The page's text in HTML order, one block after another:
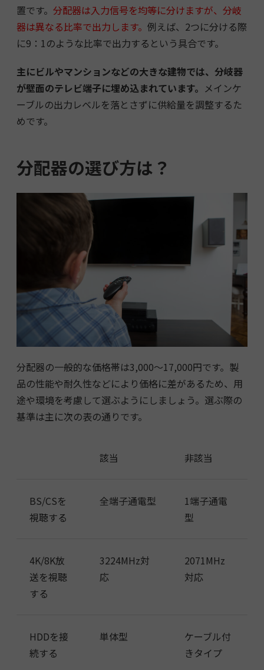
置です。 分配器は入力信号を均等に分けますが、分岐
器は異なる比率で出力します。 例えば、2つに分ける際
に9：1のような比率で出力するという具合です。
主にビルやマンションなどの大きな建物では、分岐器
が壁面のテレビ端子に埋め込まれています。 メインケ
ーブルの出力レベルを落とさずに供給量を調整するた
めです。
分配器の選び方は？
分配器の一般的な価格帯は3,000～17,000円です。製
品の性能や耐久性などにより価格に差があるため、用
途や環境を考慮して選ぶようにしましょう。選ぶ際の
基準は主に次の表の通りです。
該当 非該当
BS/CSを
視聴する
全端子通電型
1端子通電
型
4K/8K放
送を視聴
する
3224MHz対
応
2071MHz
対応
HDDを接
続する
単体型
ケーブル付
きタイプ